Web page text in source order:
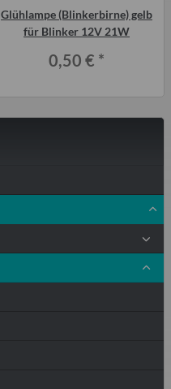
Glühlampe (Blinkerbirne) gelb
für Blinker 12V 21W
0,50 € *